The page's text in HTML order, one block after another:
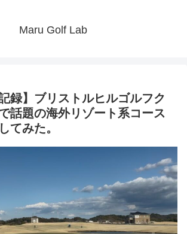
Maru Golf Lab
録】ブリストルヒルゴルフク
話題の海外リゾート系コース
てみた。